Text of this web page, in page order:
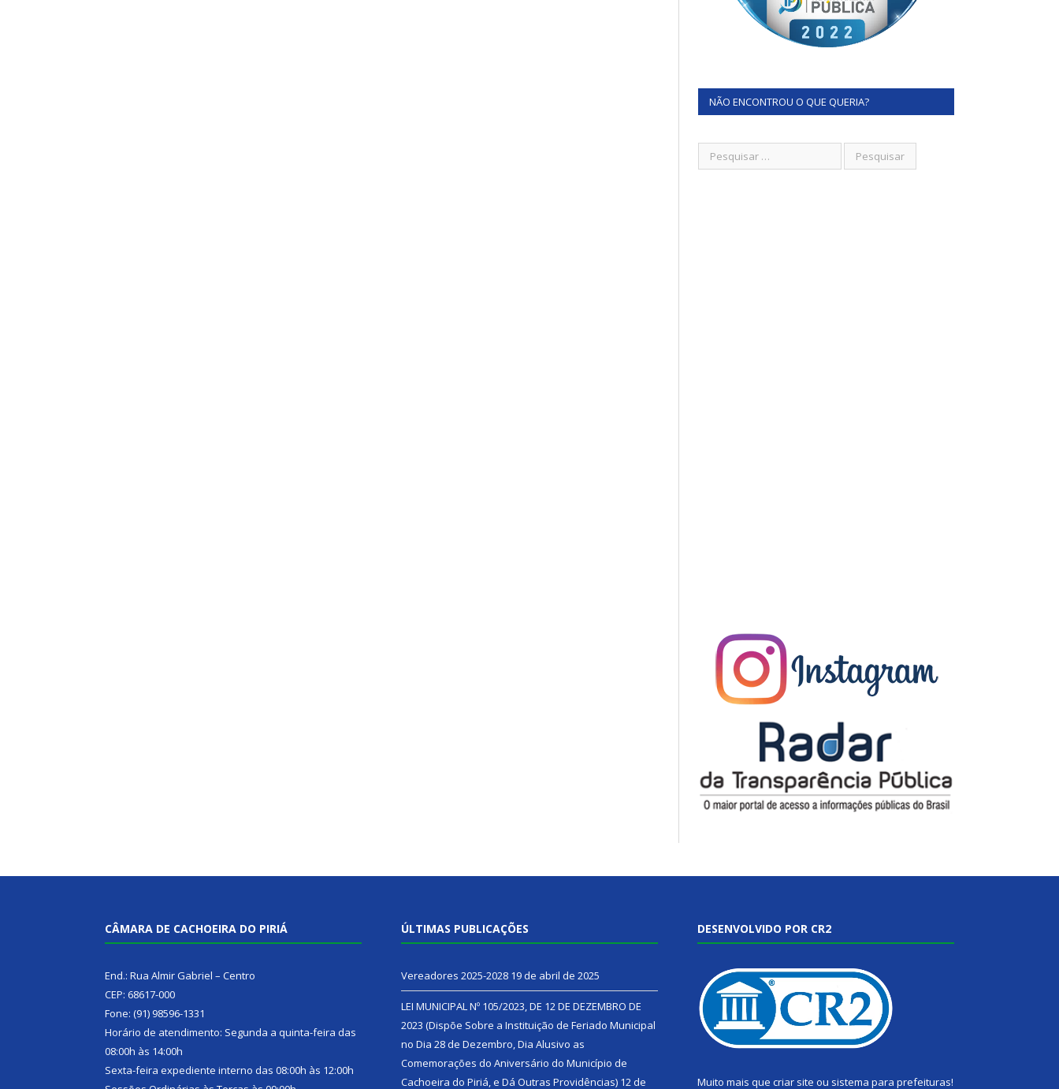
NÃO ENCONTROU O QUE QUERIA?
CÂMARA DE CACHOEIRA DO PIRIÁ
End.: Rua Almir Gabriel – Centro
CEP: 68617-000
Fone: (91) 98596-1331
Horário de atendimento: Segunda a quinta-feira das
08:00h às 14:00h
Sexta-feira expediente interno das 08:00h às 12:00h
ÚLTIMAS PUBLICAÇÕES
Vereadores 2025-2028 19 de abril de 2025
LEI MUNICIPAL Nº 105/2023, DE 12 DE DEZEMBRO DE
2023 (Dispõe Sobre a Instituição de Feriado Municipal
no Dia 28 de Dezembro, Dia Alusivo as
Comemorações do Aniversário do Município de
Cachoeira do Piriá, e Dá Outras Providências) 12 de
DESENVOLVIDO POR CR2
Muito mais que criar site ou sistema para prefeituras!